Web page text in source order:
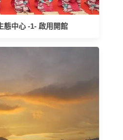
態中心 -1- 啟用開館